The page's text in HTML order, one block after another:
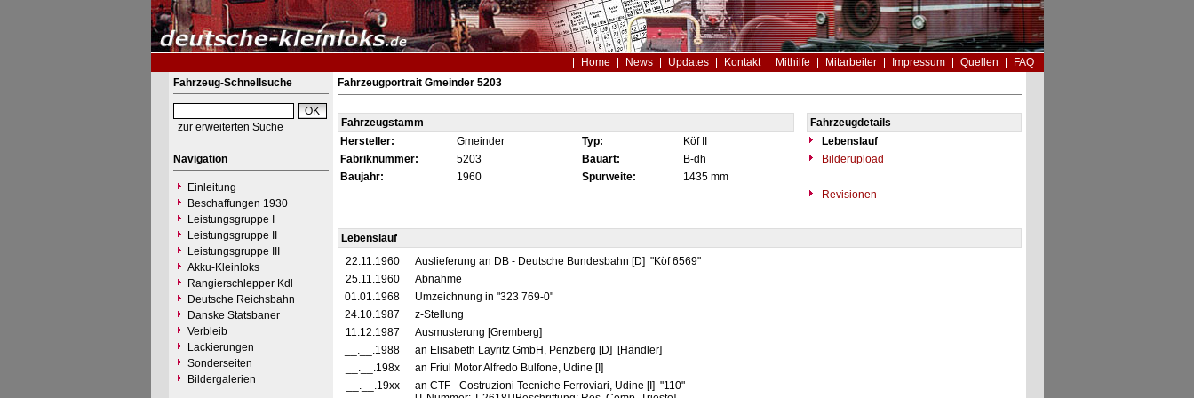
Home News Updates Kontakt Mithilfe Mitarbeiter Impressum Quellen
FAQ
Fahrzeug-Schnellsuche
zur erweiterten Suche
Navigation
Einleitung
Beschaffungen 1930
Leistungsgruppe I
Leistungsgruppe II
Leistungsgruppe III
Akku-Kleinloks
Rangierschlepper Kdl
Deutsche Reichsbahn
Danske Statsbaner
Verbleib
Lackierungen
Sonderseiten
Bildergalerien
Fahrzeugportrait Gmeinder 5203
Fahrzeugstamm
Fahrzeugdetails
Hersteller:
Gmeinder Typ: Köf II
Lebenslauf
Fabriknummer:
5203 Bauart: B-dh
Bilderupload
Baujahr:
1960 Spurweite:
1435 mm
Revisionen
Lebenslauf
22.11.1960
Auslieferung an DB - Deutsche Bundesbahn [D] "Köf 6569"
25.11.1960
Abnahme
01.01.1968
Umzeichnung in "323 769-0"
24.10.1987
z-Stellung
11.12.1987
Ausmusterung [Gremberg]
__.__.1988
an Elisabeth Layritz GmbH, Penzberg [D] [Händler]
__.__.198x
an Friul Motor Alfredo Bulfone, Udine [I]
__.__.19xx
an CTF - Costruzioni Tecniche Ferroviari, Udine [I] "110"